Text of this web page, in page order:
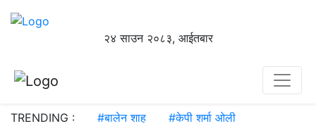
२४ साउन २०८३, आईतबार
TRENDING : #बालेन शाह #केपी शर्मा ओली